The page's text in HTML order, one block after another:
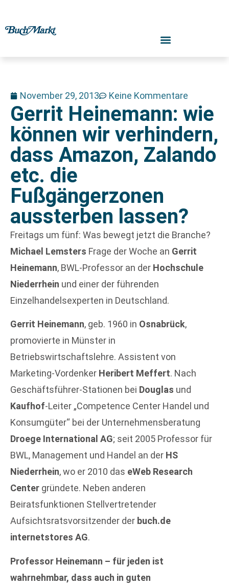
November 29, 2013 Keine Kommentare
Gerrit Heinemann: wie
können wir verhindern,
dass Amazon, Zalando
etc. die
Fußgängerzonen
aussterben lassen?
Freitags um fünf: Was bewegt jetzt die Branche?
Michael Lemsters Frage der Woche an Gerrit
Heinemann, BWL-Professor an der Hochschule
Niederrhein und einer der führenden
Einzelhandelsexperten in Deutschland.
Gerrit Heinemann, geb. 1960 in Osnabrück,
promovierte in Münster in
Betriebswirtschaftslehre. Assistent von
Marketing-Vordenker Heribert Meffert. Nach
Geschäftsführer-Stationen bei Douglas und
Kaufhof-Leiter „Competence Center Handel und
Konsumgüter“ bei der Unternehmensberatung
Droege International AG; seit 2005 Professor für
BWL, Management und Handel an der HS
Niederrhein, wo er 2010 das eWeb Research
Center gründete. Neben anderen
Beiratsfunktionen Stellvertretender
Aufsichtsratsvorsitzender der buch.de
internetstores AG.
Professor Heinemann – für jeden ist
wahrnehmbar, dass auch in guten